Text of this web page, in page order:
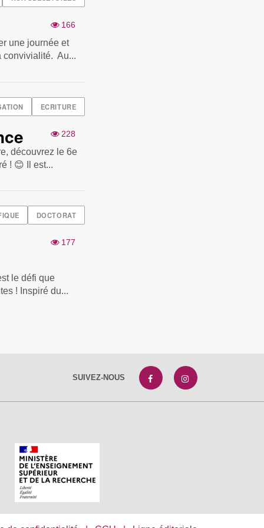
166
une journée et
convivialité. Au...
ECRITURE
228
découvrez le 6e
! 😊 Il est...
DOCTORAT
177
le défi que
! Inspiré du...
SUIVEZ-NOUS